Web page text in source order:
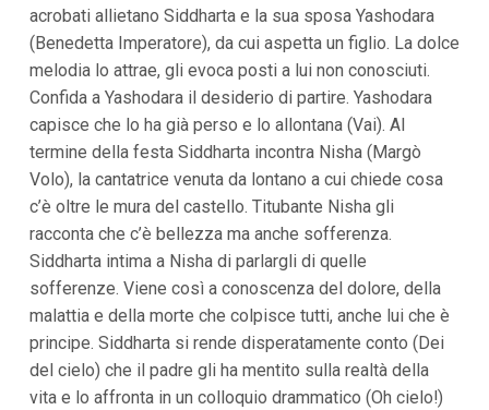
acrobati allietano Siddharta e la sua sposa Yashodara
(Benedetta Imperatore), da cui aspetta un figlio. La dolce
melodia lo attrae, gli evoca posti a lui non conosciuti.
Confida a Yashodara il desiderio di partire. Yashodara
capisce che lo ha già perso e lo allontana (Vai). Al
termine della festa Siddharta incontra Nisha (Margò
Volo), la cantatrice venuta da lontano a cui chiede cosa
c’è oltre le mura del castello. Titubante Nisha gli
racconta che c’è bellezza ma anche sofferenza.
Siddharta intima a Nisha di parlargli di quelle
sofferenze. Viene così a conoscenza del dolore, della
malattia e della morte che colpisce tutti, anche lui che è
principe. Siddharta si rende disperatamente conto (Dei
del cielo) che il padre gli ha mentito sulla realtà della
vita e lo affronta in un colloquio drammatico (Oh cielo!)